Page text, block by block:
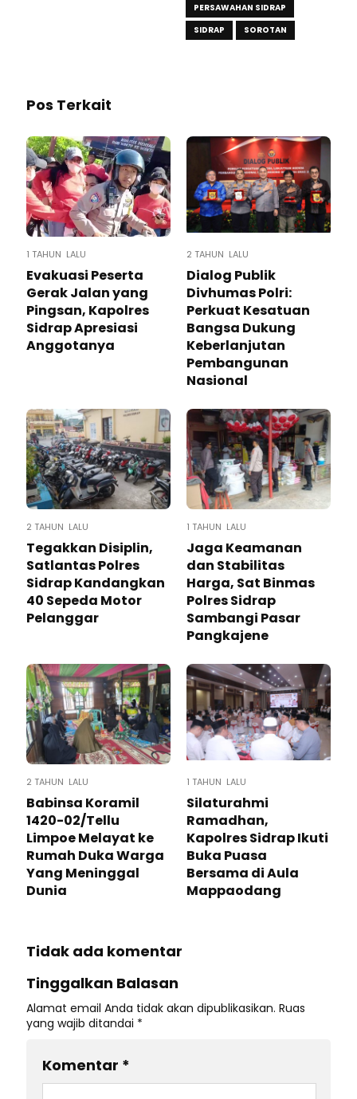
PERSAWAHAN SIDRAP
SIDRAP
SOROTAN
Pos Terkait
1 TAHUN LALU
Evakuasi Peserta
Gerak Jalan yang
Pingsan, Kapolres
Sidrap Apresiasi
Anggotanya
2 TAHUN LALU
Dialog Publik
Divhumas Polri:
Perkuat Kesatuan
Bangsa Dukung
Keberlanjutan
Pembangunan
Nasional
2 TAHUN LALU
Tegakkan Disiplin,
Satlantas Polres
Sidrap Kandangkan
40 Sepeda Motor
Pelanggar
1 TAHUN LALU
Jaga Keamanan
dan Stabilitas
Harga, Sat Binmas
Polres Sidrap
Sambangi Pasar
Pangkajene
2 TAHUN LALU
Babinsa Koramil
1420-02/Tellu
Limpoe Melayat ke
Rumah Duka Warga
Yang Meninggal
Dunia
1 TAHUN LALU
Silaturahmi
Ramadhan,
Kapolres Sidrap Ikuti
Buka Puasa
Bersama di Aula
Mappaodang
Tidak ada komentar
Tinggalkan Balasan
Alamat email Anda tidak akan dipublikasikan. Ruas
yang wajib ditandai *
Komentar *